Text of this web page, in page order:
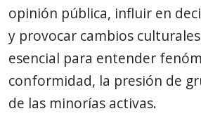
opinión pública, influir en
y provocar cambios
esencial para entender
conformidad, la presión de
de las minorías activas.